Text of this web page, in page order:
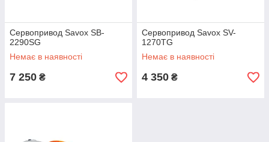
Сервопривод Savox SB-
2290SG
Немає в наявності
7 250 ₴
Сервопривод Savox SV-
1270TG
Немає в наявності
4 350 ₴